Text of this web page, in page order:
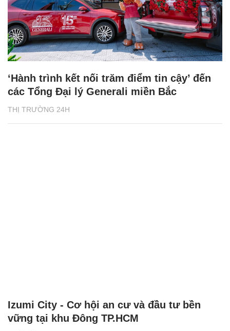
THỊ TRƯỜNG 24H
‘Hành trình kết nối trăm điểm tin cậy’ đến
các Tổng Đại lý Generali miền Bắc
Izumi City - Cơ hội an cư và đầu tư bền
vững tại khu Đông TP.HCM